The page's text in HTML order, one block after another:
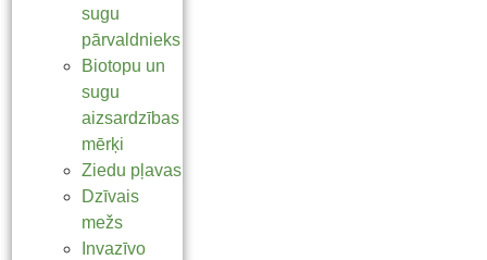
sugu
pārvaldnieks
Biotopu un
sugu
aizsardzības
mērķi
Ziedu pļavas
Dzīvais
mežs
Invazīvo